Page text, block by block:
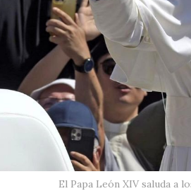
El Papa León XIV saluda a